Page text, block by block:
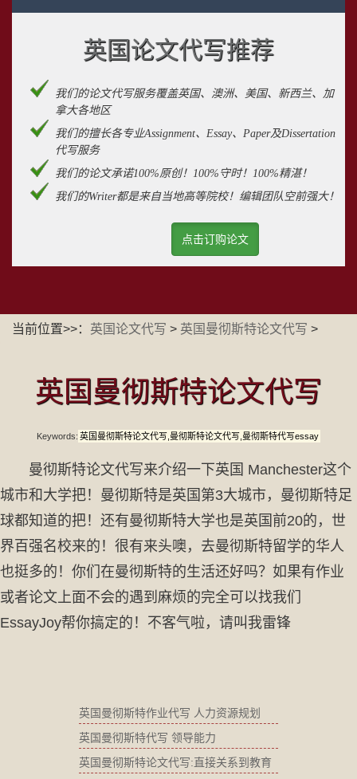
英国论文代写推荐
我们的论文代写服务覆盖英国、澳洲、美国、新西兰、加
拿大各地区
我们的擅长各专业Assignment、Essay、Paper及Dissertation
代写服务
我们的论文承诺100%原创！100%守时！100%精湛！
我们的Writer都是来自当地高等院校！编辑团队空前强大！
点击订购论文
当前位置>>： 英国论文代写 > 英国曼彻斯特论文代写 >
英国曼彻斯特论文代写
Keywords: 英国曼彻斯特论文代写,曼彻斯特论文代写,曼彻斯特代写essay
曼彻斯特论文代写来介绍一下英国 Manchester这个
城市和大学把！曼彻斯特是英国第3大城市，曼彻斯特足
球都知道的把！还有曼彻斯特大学也是英国前20的，世
界百强名校来的！很有来头噢，去曼彻斯特留学的华人
也挺多的！你们在曼彻斯特的生活还好吗？如果有作业
或者论文上面不会的遇到麻烦的完全可以找我们
EssayJoy帮你搞定的！不客气啦，请叫我雷锋
英国曼彻斯特作业代写 人力资源规划
英国曼彻斯特代写 领导能力
英国曼彻斯特论文代写:直接关系到教育